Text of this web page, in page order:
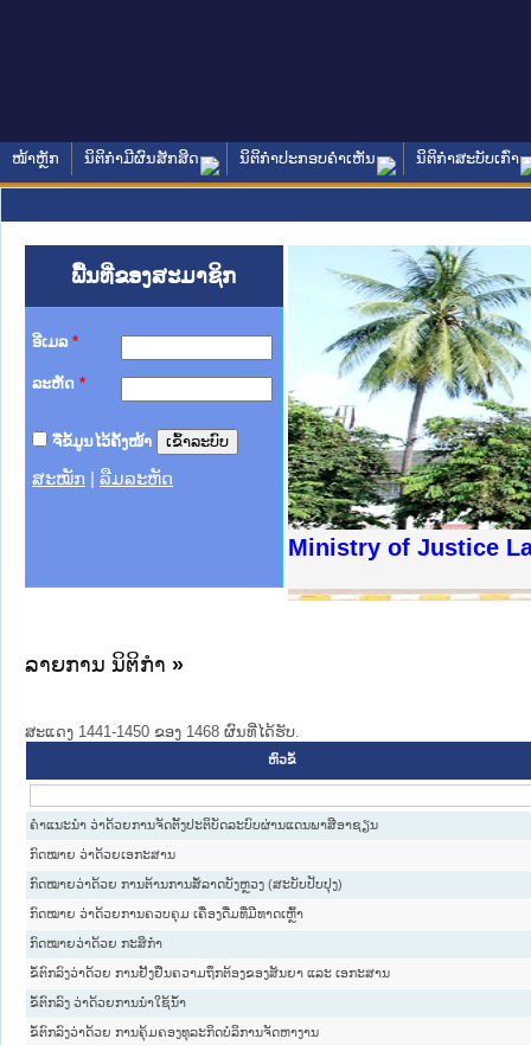
ໜ້າຫຼັກ ນິຕິກໍາມີຜົນສັກສິດ ນິຕິກໍາປະກອບຄໍາເຫັນ ນິຕິກໍາສະບັບເກົ່າ
ພື້ນທີ່ຂອງສະມາຊິກ
ອີເມລ *
ລະຫັດ *
ຈື່ຂໍ້ມູນໄວ້ຄັ້ງໜ້າ
ສະໝັກ ລືມລະຫັດ
Ministry of Justice
າຊົນ ພາກເໜືອ
ການ
ກາງ
ໃຕ້
ຕຳຫຼວດປະຊາຊົນ
ສັນຕິບານປະຊາຊົນ
ກເໜືອ
າຊົນ ພາກກາງ
ລາຍການ ນິຕິກໍາ »
ສະແດງ 1441-1450 ຂອງ 1468 ຜົນທີ່ໄດ້ຮັບ.
ຫົວຂໍ້
ຄໍາແນະນໍາ ວ່າດ້ວຍການຈັດຕັ້ງປະຕິບັດລະບົບຜ່ານແດນພາສີອາຊຽນ
ກົດໝາຍ ວ່າດ້ວຍເອກະສານ
ກົດໝາຍວ່າດ້ວຍ ການຕ້ານການສໍ້ລາດບັງຫຼວງ (ສະບັບປັບປຸງ)
ກົດໝາຍ ວ່າດ້ວຍການຄວບຄຸມ ເຄື່ອງດື່ມທີ່ມີທາດເຫຼົ້າ
ກົດໝາຍວ່າດ້ວຍ ກະສິກຳ
ຂໍ້ຕົກລົງວ່າດ້ວຍ ການຢັ້ງຢືນຄວາມຖຶກຕ້ອງຂອງສັນຍາ ແລະ ເອກະສານ
ຂໍ້ຕົກລົງ ວ່າດ້ວຍການນໍາໃຊ້ນໍ້າ
ຂໍ້ຕົກລົງວ່າດ້ວຍ ການຄຸ້ມຄອງທຸລະກິດບໍລິການຈັດຫາງານ